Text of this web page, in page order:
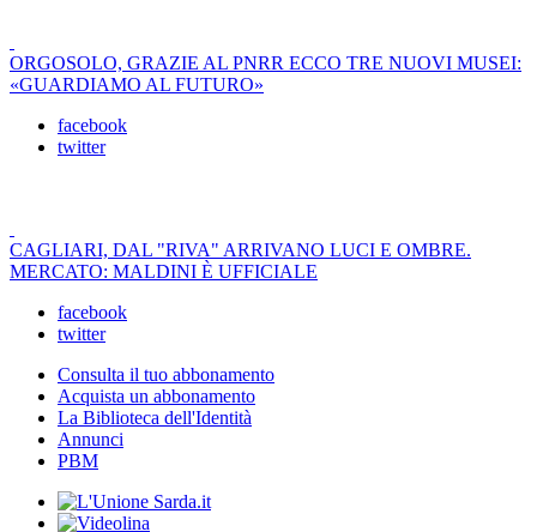
ORGOSOLO, GRAZIE AL PNRR ECCO TRE NUOVI MUSEI:
«GUARDIAMO AL FUTURO»
facebook
twitter
CAGLIARI, DAL "RIVA" ARRIVANO LUCI E OMBRE.
MERCATO: MALDINI È UFFICIALE
facebook
twitter
Consulta il tuo abbonamento
Acquista un abbonamento
La Biblioteca dell'Identità
Annunci
PBM